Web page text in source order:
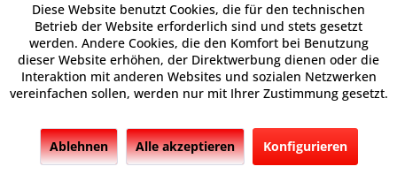
Diese Website benutzt Cookies, die für den technischen
Betrieb der Website erforderlich sind und stets gesetzt
werden. Andere Cookies, die den Komfort bei Benutzung
dieser Website erhöhen, der Direktwerbung dienen oder die
Interaktion mit anderen Websites und sozialen Netzwerken
vereinfachen sollen, werden nur mit Ihrer Zustimmung gesetzt.
Ablehnen Alle akzeptieren Konfigurieren